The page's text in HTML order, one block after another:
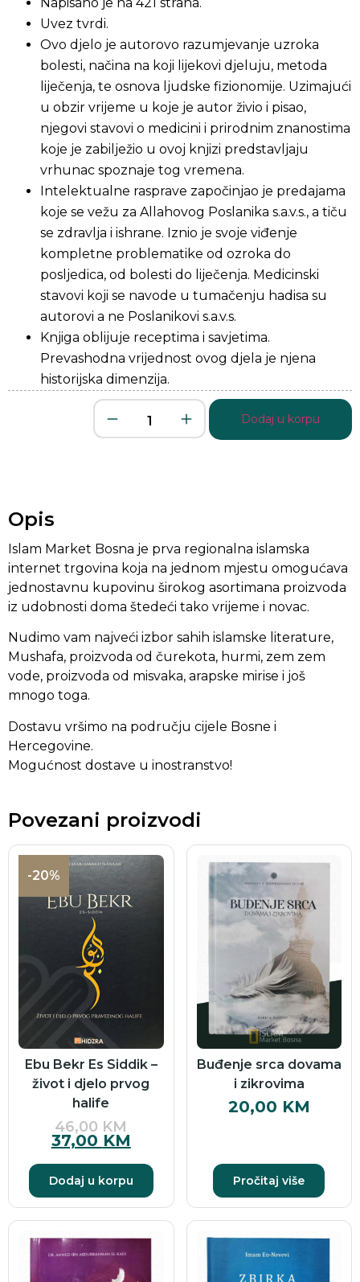
Uvez tvrdi.
Ovo djelo je autorovo razumjevanje uzroka
bolesti, načina na koji lijekovi djeluju, metoda
liječenja, te osnova ljudske fizionomije. Uzimajući
u obzir vrijeme u koje je autor živio i pisao,
njegovi stavovi o medicini i prirodnim znanostima
koje je zabilježio u ovoj knjizi predstavljaju
vrhunac spoznaje tog vremena.
Intelektualne rasprave započinjao je predajama
koje se vežu za Allahovog Poslanika s.a.v.s., a tiču
se zdravlja i ishrane. Iznio je svoje viđenje
kompletne problematike od ozroka do
posljedica, od bolesti do liječenja. Medicinski
stavovi koji se navode u tumačenju hadisa su
autorovi a ne Poslanikovi s.a.v.s.
Knjiga oblijuje receptima i savjetima.
Prevashodna vrijednost ovog djela je njena
historijska dimenzija.
Dodaj u korpu
Opis
Islam Market Bosna je prva regionalna islamska
internet trgovina koja na jednom mjestu omogućava
jednostavnu kupovinu širokog asortimana proizvoda
iz udobnosti doma štedeći tako vrijeme i novac.
Nudimo vam najveći izbor sahih islamske literature,
Mushafa, proizvoda od čurekota, hurmi, zem zem
vode, proizvoda od misvaka, arapske mirise i još
mnogo toga.
Dostavu vršimo na području cijele Bosne i
Hercegovine.
Mogućnost dostave u inostranstvo!
Povezani proizvodi
-20%
Ebu Bekr Es Siddik –
život i djelo prvog
halife
46,00 KM
37,00 KM
Dodaj u korpu
Buđenje srca dovama
i zikrovima
20,00 KM
Pročitaj više